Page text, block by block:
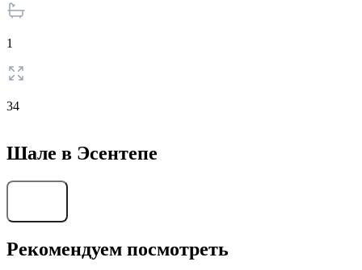
1
34
Шале в Эсентепе
Рекомендуем посмотреть